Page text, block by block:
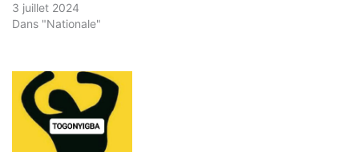
3 juillet 2024
Dans "Nationale"